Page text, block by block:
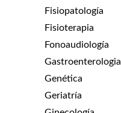
Fisiopatología
Fisioterapia
Fonoaudiología
Gastroenterologia
Genética
Geriatría